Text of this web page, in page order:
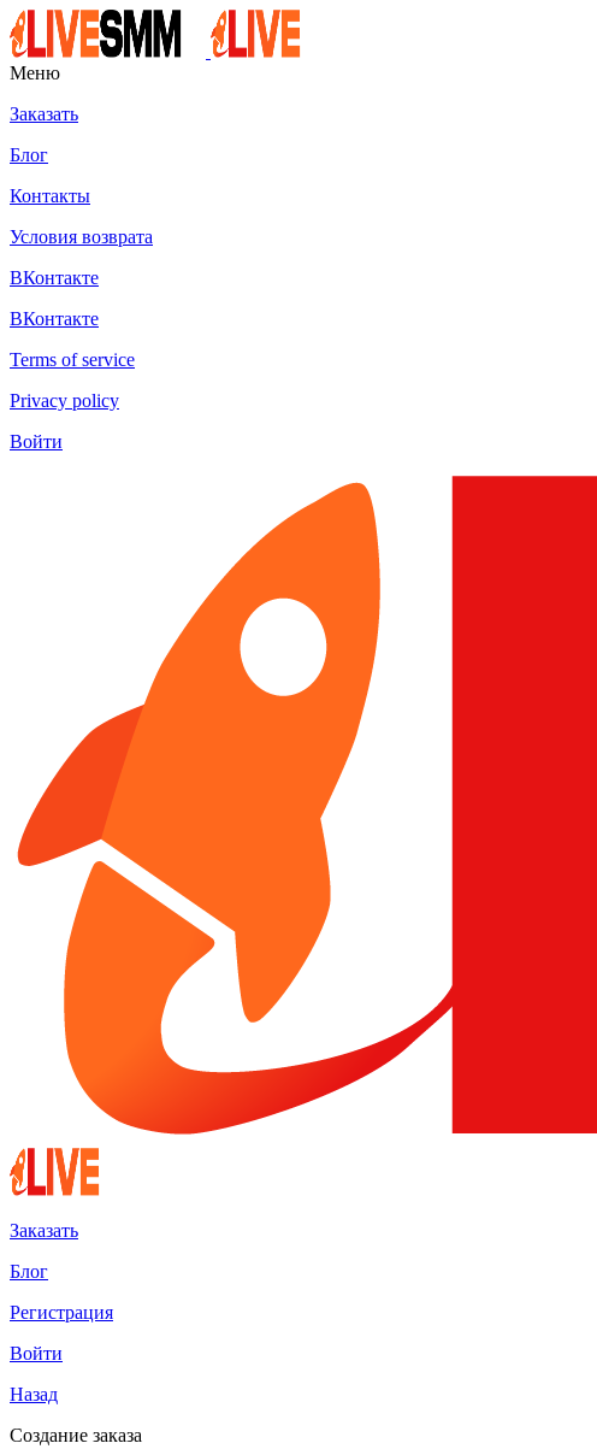
Меню
Заказать
Блог
Контакты
Условия возврата
ВКонтакте
ВКонтакте
Terms of service
Privacy policy
Войти
Заказать
Блог
Регистрация
Войти
Назад
Создание заказа